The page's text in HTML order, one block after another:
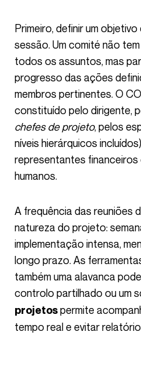
Primeiro, definir um objetivo claro para cada
sessão. Um comité não
todos os assuntos, mas
progresso das ações
membros pertinentes. O
constituído pelo dirigente,
chefes de projeto, pelos
níveis hierárquicos
representantes financeiros
humanos.
A frequência das reuniões deve ser adaptada à
natureza do projeto:
implementação intensa,
longo prazo. As
também uma alavanca
controlo partilhado ou um
projetospermite
tempo real e evitar